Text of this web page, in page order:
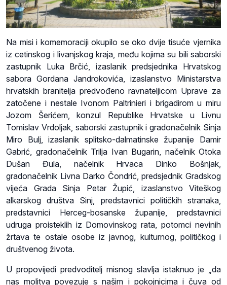
Na misi i komemoraciji okupilo se oko dvije tisuće vjernika
iz cetinskog i livanjskog kraja, među kojima su bili saborski
zastupnik Luka Brčić, izaslanik predsjednika Hrvatskog
sabora Gordana Jandrokovića, izaslanstvo Ministarstva
hrvatskih branitelja predvođeno ravnateljicom Uprave za
zatočene i nestale Ivonom Paltrinieri i brigadirom u miru
Jozom Šerićem, konzul Republike Hrvatske u Livnu
Tomislav Vrdoljak, saborski zastupnik i gradonačelnik Sinja
Miro Bulj, izaslanik splitsko-dalmatinske županije Damir
Gabrić, gradonačelnik Trilja Ivan Bugarin, načelnik Otoka
Dušan Đula, načelnik Hrvaca Dinko Bošnjak,
gradonačelnik Livna Darko Čondrić, predsjednik Gradskog
vijeća Grada Sinja Petar Župić, izaslanstvo Viteškog
alkarskog društva Sinj, predstavnici političkih stranaka,
predstavnici Herceg-bosanske županije, predstavnici
udruga proisteklih iz Domovinskog rata, potomci nevinih
žrtava te ostale osobe iz javnog, kulturnog, političkog i
društvenog života.
U propovijedi predvoditelj misnog slavlja istaknuo je „da
nas molitva povezuje s našim i pokojnicima i čuva od